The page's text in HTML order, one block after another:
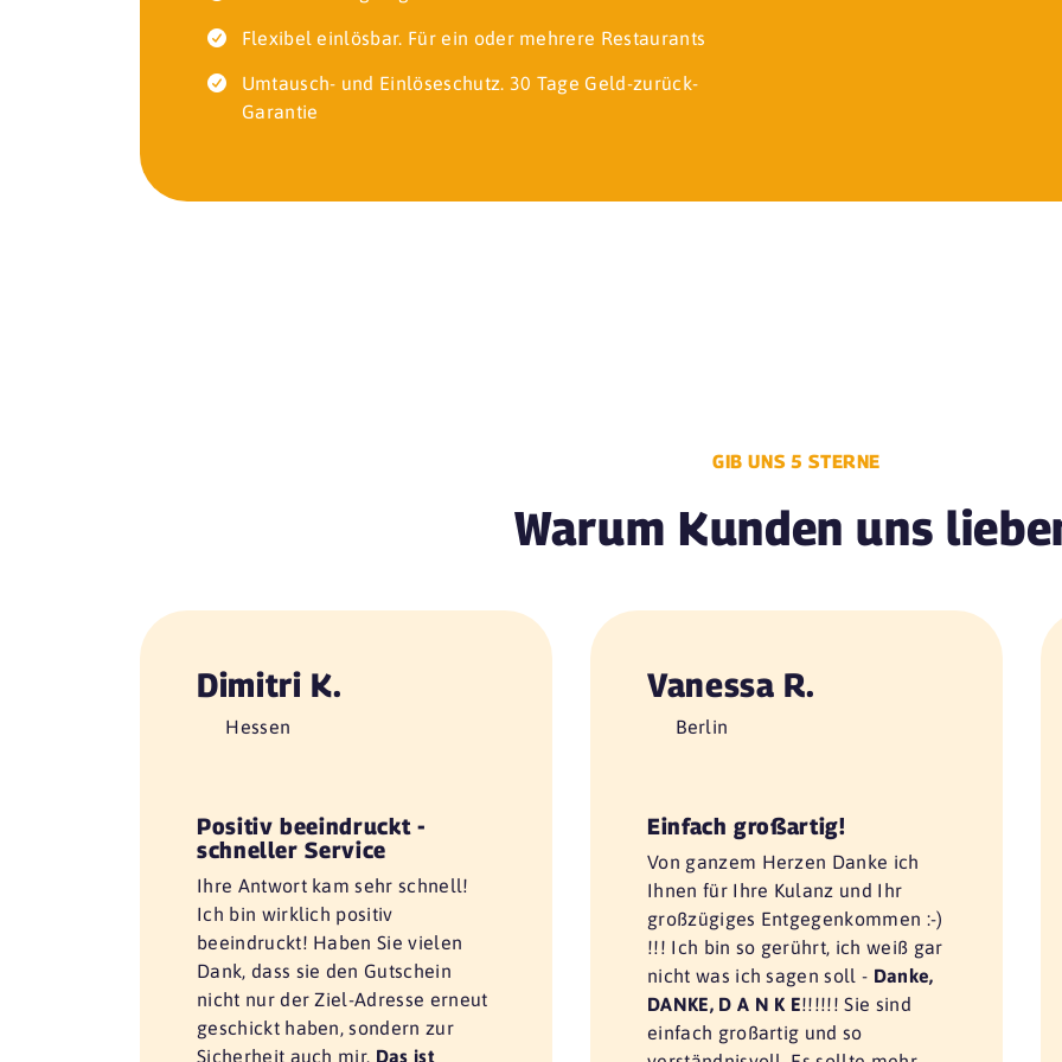
Flexibel einlösbar. Für ein oder mehrere Restaurants
Umtausch- und Einlöseschutz. 30 Tage Geld-zurück-
Garantie
GIB UNS 5 STERNE
Warum Kunden uns
Dimitri K.
Hessen
Positiv beeindruckt -
schneller Service
Ihre Antwort kam sehr schnell!
Ich bin wirklich positiv
beeindruckt! Haben Sie vielen
Dank, dass sie den Gutschein
nicht nur der Ziel-Adresse erneut
geschickt haben, sondern zur
Sicherheit auch mir. Das ist
Vanessa R.
Berlin
Einfach großartig!
Von ganzem Herzen Danke ich
Ihnen für Ihre Kulanz und Ihr
großzügiges Entgegenkommen :-)
!!! Ich bin so gerührt, ich weiß gar
nicht was ich sagen soll - Danke,
DANKE, D A N K E!!!!!! Sie sind
einfach großartig und so